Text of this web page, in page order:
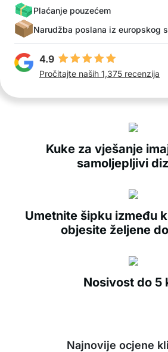
Plaćanje pouzećem
Narudžba poslana iz europskog
4.9
Pročitajte naših 1,375 recenzija
Kuke za vješanje
samoljepljivi
Umetnite šipku između
objesite željene
Nosivost do 5
Najnovije ocjene